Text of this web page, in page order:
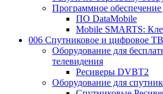
Программное
ПО DataMobile
Mobile SMARTS:
006 Спутниковое и цифровое ТВ
Оборудование для
телевидения
Ресиверы DVBT2
Оборудование для